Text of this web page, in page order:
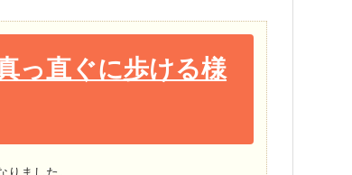
っ直ぐに歩ける様